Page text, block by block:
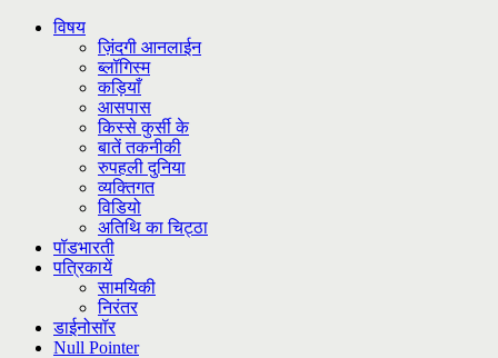
विषय
ज़िंदगी आनलाईन
ब्लॉगिस्म
कड़ियाँ
आसपास
किस्से कुर्सी के
बातें तकनीकी
रुपहली दुनिया
व्यक्तिगत
विडियो
अतिथि का चिट्ठा
पॉडभारती
पत्रिकायें
सामयिकी
निरंतर
डाईनोसॉर
Null Pointer